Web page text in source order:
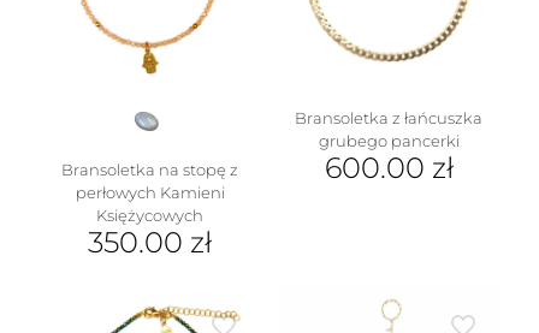
Bransoletka na stopę z
perłowych Kamieni
Księżycowych
350.00 zł
Bransoletka z łańcuszka
grubego pancerki
600.00 zł